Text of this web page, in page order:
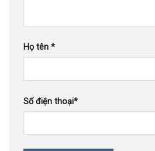
Họ tên *
Số điện thoại*